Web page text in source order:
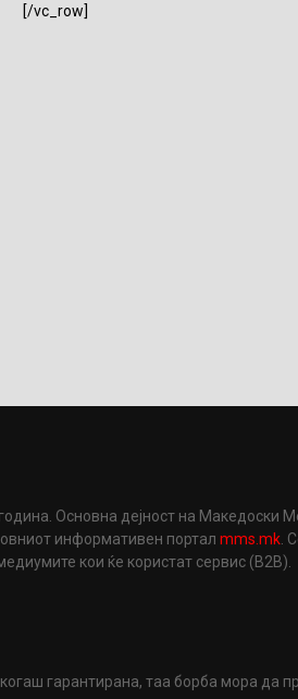
[/vc_row]
Основна дејност на Македоски
информативен порталmms.mk.
кои ќе користат сервис (B2B).
гарантирана, таа борба мора да